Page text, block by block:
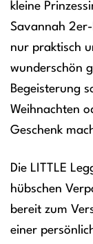
kleine
Savannah
nur praktisch
wunderschön
Begeisterung
Weihnachten
Geschenk
Die LITTLE
hübschen
bereit zum
einer